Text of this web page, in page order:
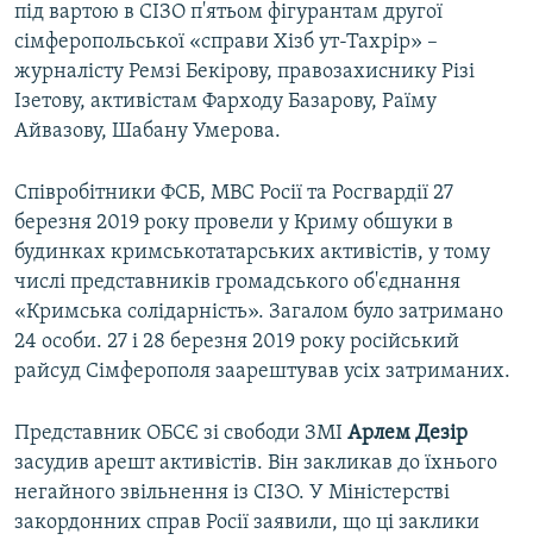
під вартою в СІЗО п'ятьом фігурантам другої
сімферопольської «справи Хізб ут-Тахрір» –
журналісту Ремзі Бекірову, правозахиснику Різі
Ізетову, активістам Фарходу Базарову, Раїму
Айвазову, Шабану Умерова.
Співробітники ФСБ, МВС Росії та Росгвардії 27
березня 2019 року провели у Криму обшуки в
будинках кримськотатарських активістів, у тому
числі представників громадського об'єднання
«Кримська солідарність». Загалом було затримано
24 особи. 27 і 28 березня 2019 року російський
райсуд Сімферополя заарештував усіх затриманих.
Представник ОБСЄ зі свободи ЗМІ Арлем Дезір
засудив арешт активістів. Він закликав до їхнього
негайного звільнення із СІЗО. У Міністерстві
закордонних справ Росії заявили, що ці заклики